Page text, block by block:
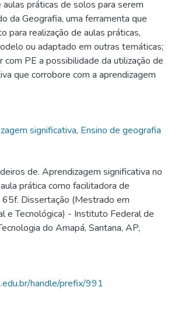
práticas de solos para serem
da Geografia, uma ferramenta que
para realização de aulas práticas,
ou adaptado em outras temáticas;
PE a possibilidade da utilização de
que corrobore com a aprendizagem
significativa, Ensino de geografia
de. Aprendizagem significativa no
prática como facilitadora de
Dissertação (Mestrado em
e Tecnológica) - Instituto Federal de
do Amapá, Santana, AP,
handle/prefix/991